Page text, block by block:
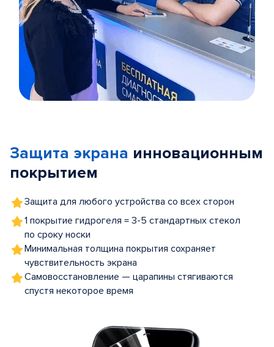
5
Защита экрана инновационным
покрытием
Защита для любого устройства со всех сторон
1 покрытие гидрогеля = 3-5 стандартных стекол
по сроку носки
Минимальная толщина покрытия сохраняет
чувствительность экрана
Самовосстановление — царапины стягиваются
спустя некоторое время